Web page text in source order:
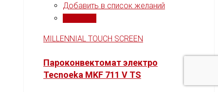
Добавить в список желаний
MILLENNIAL TOUCH SCREEN
Пароконвектомат электро
Tecnoeka MKF 711 V TS